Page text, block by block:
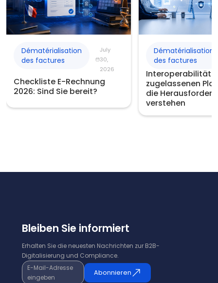
Dématérialisation
des factures
July
30,
2026
Checkliste E-Rechnung
2026: Sind Sie bereit?
Dématérialisation
des factures
Interoperabilität
zugelassenen
die
verstehen
Bleiben Sie informiert
Erhalten Sie die neuesten Nachrichten zur B2B-
Digitalisierung und Compliance.
E-Mail-Adresse
eingeben
Abonnieren